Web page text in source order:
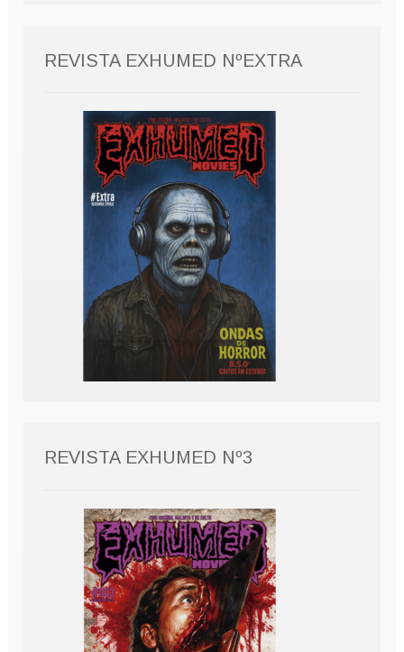
REVISTA EXHUMED NºEXTRA
REVISTA EXHUMED Nº3